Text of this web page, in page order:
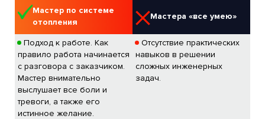
Мастер по системе
отопления
Мастера «все умею»
Подход к работе. Как
правило работа начинается
с разговора с заказчиком.
Мастер внимательно
выслушает все боли и
тревоги, а также его
истинное желание.
Отсутствие практических
навыков в решении
сложных инженерных
задач.